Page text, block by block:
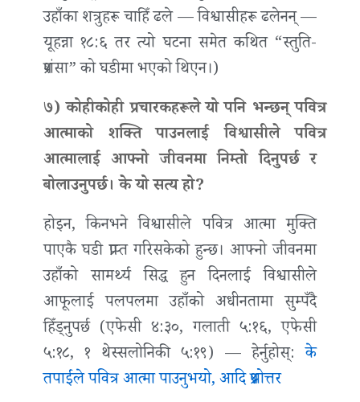
उहाँका शत्रुहरू चाहिँ ढले — विश्वासीहरू ढलेनन् —
यूहन्ना १८:६ तर त्यो घटना समेत कथित “स्तुति-
प्रशंसा” को घडीमा भएको थिएन।)
७) कोहीकोही प्रचारकहरूले यो पनि भन्छन् पवित्र
आत्माको शक्ति पाउनलाई विश्वासीले पवित्र
आत्मालाई आफ्‍नो जीवनमा निम्तो दिनुपर्छ र
बोलाउनुपर्छ। के यो सत्य हो?
होइन, किनभने विश्वासीले पवित्र आत्मा मुक्ति
पाएकै घडी प्राप्‍त गरिसकेको हुन्छ। आफ्‍नो जीवनमा
उहाँको सामर्थ्य सिद्ध हुन दिनलाई विश्वासीले
आफूलाई पलपलमा उहाँको अधीनतामा सुम्पँदै
हिँड्नुपर्छ (एफेसी ४:३०, गलाती ५:१६, एफेसी
५:१८, १ थेस्सलोनिकी ५:१९) — हेर्नुहोस्:के
तपाईंले पवित्र आत्मा पाउनुभयो, आदि प्रश्नोत्तर